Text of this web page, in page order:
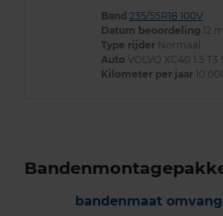
Band 235/55R18 100V
Datum beoordeling 12
Type rijder Normaal
Auto VOLVO XC40 1.5
Kilometer per jaar
bandenmaat